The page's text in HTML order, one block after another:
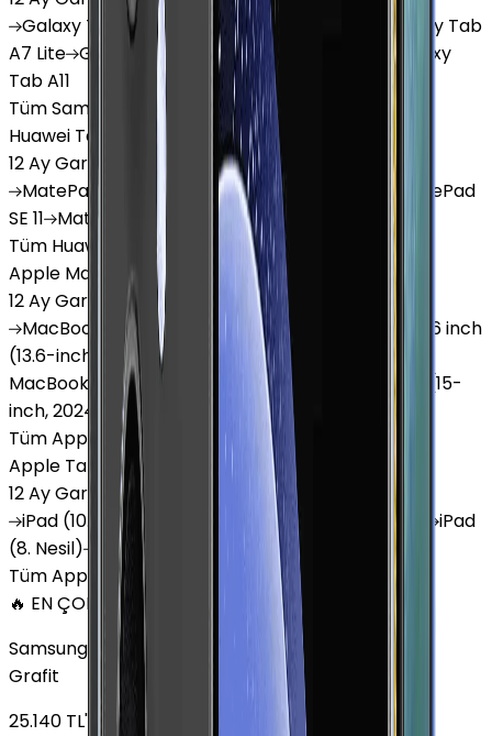
Galaxy Tab S9 Plus GalaxyTab S10 Ultra Galaxy Tab
A7 Lite Galaxy Tab A9 Galaxy
Galaxy
Tab A11
Tüm Samsung Tablet'ler
Huawei Tablet
12 Ay Garanti
MatePad
MatePad 11.5 MatePad
MatePad
SE 11
MatePad
12 X
Tüm Huawei Tablet'ler
Apple Macbook
12 Ay Garanti
12 Taksit
MacBook
Air 13" (13-inch, 2020)
Air 13.6 inch
(13.6-inch, 2022)
MacBook
Air 13" (13-inch, 2019)
MacBook Pro 16" (16-inch, 2019) MacBook
Air 15" (15-
inch, 2024)
MacBook
Tüm Apple Macbook'lar
Apple Tablet
12 Ay Garanti•6 Taksit
iPad (10. Nesil) Air (6. Nesil) (9. Nesil)
iPad
(8. Nesil)
iPad Air (5. Nesil) iPad
Air (2. Nesil)
Tüm Apple Tablet'ler
🔥 EN ÇOK SATAN
Samsung Galaxy Tab S9 Plus 256 GB 12.4 inç Wi-Fi
Grafit
25.140 TL'den